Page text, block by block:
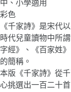
中、小學適用
彩色
《千家詩》是宋代
時代兒童讀物中所
字經》、《百家姓
的簡稱。
本版《千家詩》從
心挑選出一百二十